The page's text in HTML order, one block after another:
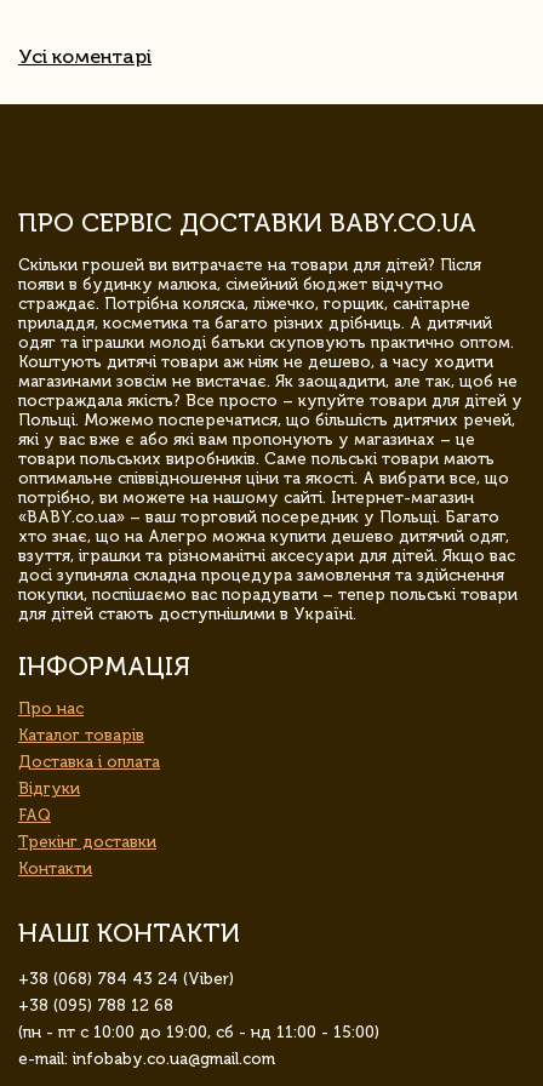
Усі коментарі
ПРО СЕРВІС ДОСТАВКИ BABY.CO.UA
Скільки грошей ви витрачаєте на товари для дітей? Після
появи в будинку малюка, сімейний бюджет відчутно
страждає. Потрібна коляска, ліжечко, горщик, санітарне
приладдя, косметика та багато різних дрібниць. А дитячий
одяг та іграшки молоді батьки скуповують практично оптом.
Коштують дитячі товари аж ніяк не дешево, а часу ходити
магазинами зовсім не вистачає. Як заощадити, але так, щоб не
постраждала якість? Все просто – купуйте товари для дітей у
Польщі. Можемо посперечатися, що більшість дитячих речей,
які у вас вже є або які вам пропонують у магазинах – це
товари польських виробників. Саме польські товари мають
оптимальне співвідношення ціни та якості. А вибрати все, що
потрібно, ви можете на нашому сайті. Інтернет-магазин
«BABY.co.ua» – ваш торговий посередник у Польщі. Багато
хто знає, що на Алегро можна купити дешево дитячий одяг,
взуття, іграшки та різноманітні аксесуари для дітей. Якщо вас
досі зупиняла складна процедура замовлення та здійснення
покупки, поспішаємо вас порадувати – тепер польські товари
для дітей стають доступнішими в Україні.
ІНФОРМАЦІЯ
Про нас
Каталог товарів
Доставка і оплата
Відгуки
FAQ
Трекінг доставки
Контакти
НАШІ КОНТАКТИ
+38 (068) 784 43 24 (Viber)
+38 (095) 788 12 68
(пн - пт с 10:00 до 19:00, сб - нд 11:00 - 15:00)
e-mail: infobaby.co.ua@gmail.com